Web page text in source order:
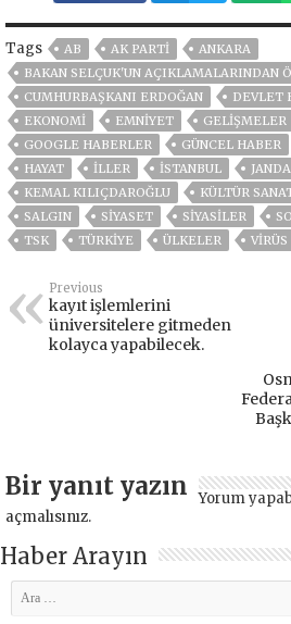
Tags AB AK PARTİ
ANKARA
BAKAN SELÇUK'UN AÇIKLAMALARINDAN
CUMHURBAŞKANI ERDOĞAN
DEVLET
EKONOMİ
EMNİYET GELIŞMELER
GOOGLE HABERLER
GÜNCEL HABER
HAYAT
İLLER ISTANBUL
KEMAL KILIÇDAROĞLU
KÜLTÜR
SALGIN
SİYASET SİYASİLER
TSK
TÜRKİYE ÜLKELER VIRÜS
Previous
kayıt işlemlerini
üniversitelere gitmeden
kolayca yapabilecek.
Bir yanıt yazın Yorum
açmalısınız.
Haber Arayın